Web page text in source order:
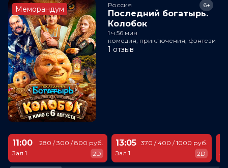
Меморандум Россия
Последний богатырь.
Колобок
6+
1 ч 56 мин
комедия, приключения, фэнтези
1 отзыв
11:00
Зал 1
280 / 300 / 800 руб.
2D
13:05
Зал 1
370 / 400 / 1000 руб.
2D